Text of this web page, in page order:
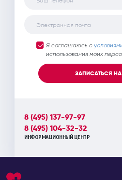
нанесением )
12 600 руб.
Искусственная керамическая
5 700 руб.
Временная фиксация коронки
Электронная почта
Я соглашаюсь с
использования моих
ЗАПИСАТЬСЯ
8 (495) 137-97-97
8 (495) 104-32-32
ИНФОРМАЦИОННЫЙ ЦЕНТР